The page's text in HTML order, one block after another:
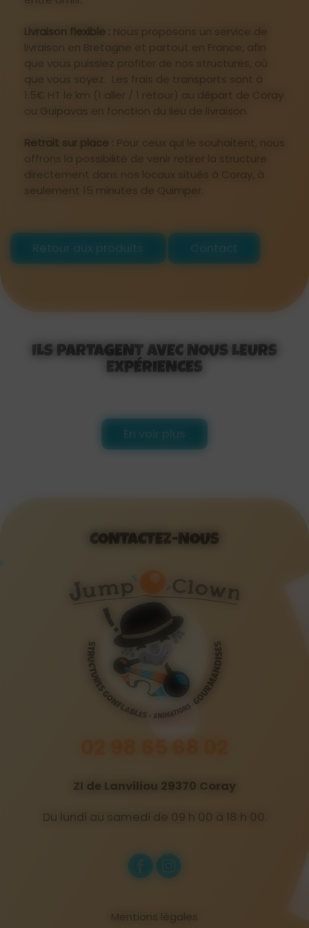
Livraison flexible : Nous proposons un service de
livraison en Bretagne et partout en France, afin
que vous puissiez profiter de nos structures, où
que vous soyez. Les frais de transports sont à
1.5€ HT le km (1 aller / 1 retour) au départ de Coray
ou Guipavas en fonction du lieu de livraison.
Retrait sur place : Pour ceux qui le souhaitent, nous
offrons la possibilité de venir retirer la structure
directement dans nos locaux situés à Coray, à
seulement 15 minutes de Quimper.
Retour aux produits
ILS PARTAGENT AVEC NOUS LEURS
EXPÉRIENCES
CONTACTEZ-NOUS
02 98 65 68 02
ZI de Lanviliou 29370 Coray
Du lundi au samedi de 09 h 00 à 18 h 00.
Mentions légales